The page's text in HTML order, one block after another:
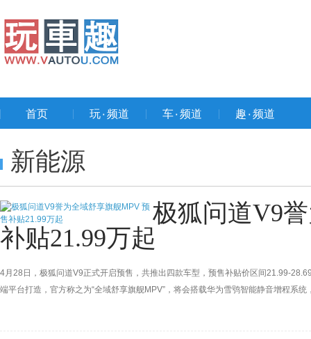
首页 玩۰频道 车۰频道 趣۰频道
新能源
极狐问道V9
补贴21.99万起
4月28日，极狐问道V9正式开启预售，共推出四款车型，预售补贴价区间21.99-
端平台打造，官方称之为“全域舒享旗舰MPV”，将会搭载华为雪鸮智能静音增程系